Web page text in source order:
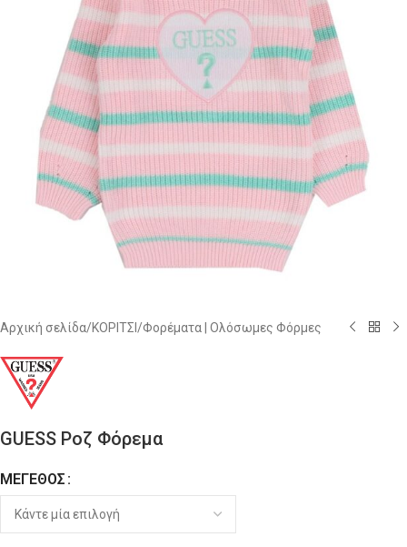
Αρχική σελίδα/ΚΟΡΙΤΣΙ /Φορέματα | Ολόσωμες Φόρμες
GUESS Ροζ Φόρεμα
ΜΈΓΕΘΟΣ
Alternative: